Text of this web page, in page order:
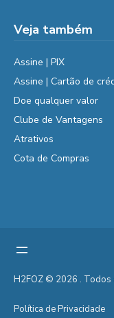
Veja também
Assine | PIX
Assine | Cartão de
Doe qualquer valor
Clube de Vantagens
Atrativos
Cota de Compras
H2FOZ © 2026 .
Política de Privacidade